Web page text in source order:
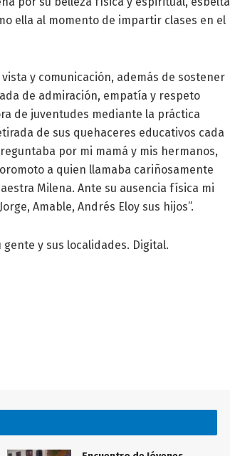
ella al momento de impartir clases en el
y comunicación, además de sostener
de admiración, empatía y respeto
de juventudes mediante la práctica
de sus quehaceres educativos cada
por mi mamá y mis hermanos,
a quien llamaba cariñosamente
Milena. Ante su ausencia física mi
Amable, Andrés Eloy sus hijos”.
gente y sus localidades. Digital.